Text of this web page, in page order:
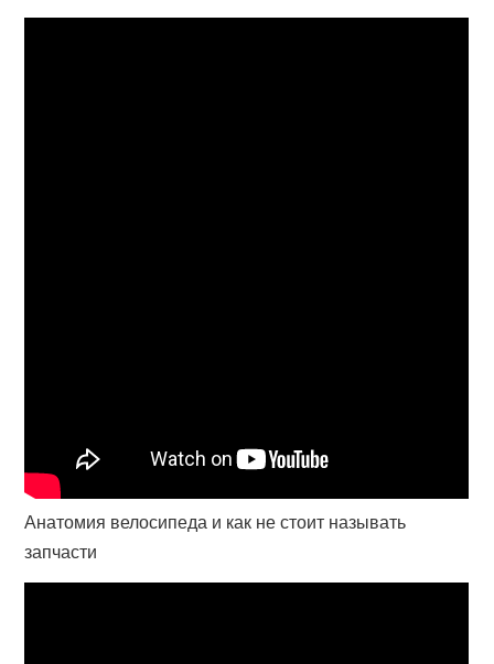
Анатомия велосипеда и как не стоит называть
запчасти